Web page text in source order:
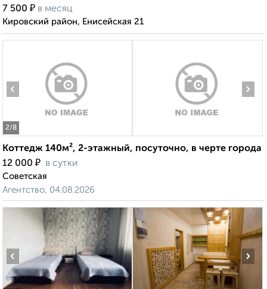
7 500 ₽ в месяц
Кировский район, Енисейская 21
2/8
‹ ›
Коттедж 140м², 2-этажный, посуточно, в черте города
12 000 ₽ в сутки
Советская
Агентство, 04.08.2026
‹ ›